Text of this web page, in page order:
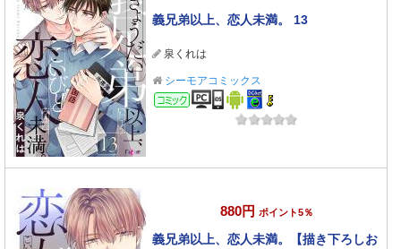
義兄弟以上、恋人未満。 13
泉くれは
シーモアコミックス
コミック
880円 ポイント5％
義兄弟以上、恋人未満。【描き下ろしお